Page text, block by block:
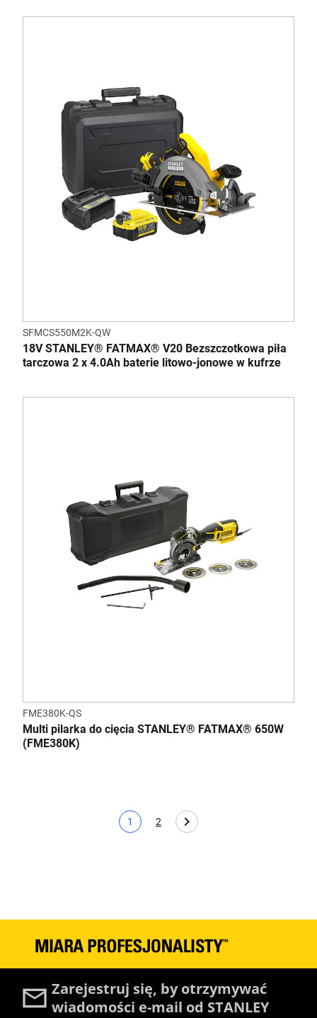
SFMCS550M2K-QW
18V STANLEY® FATMAX® V20 Bezszczotkowa piła
tarczowa 2 x 4.0Ah baterie litowo-jonowe w kufrze
FME380K-QS
Multi pilarka do cięcia STANLEY® FATMAX® 650W
(FME380K)
Bieżąca strona
1
Page
2
Zarejestruj się, by otrzymywać
wiadomości e-mail od STANLEY